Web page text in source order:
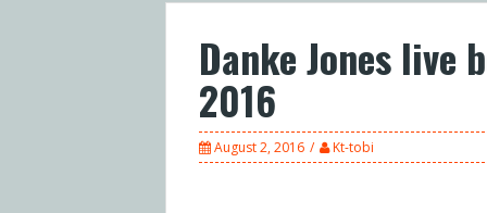
Danke Jones live
2016
August 2, 2016 Kt-tobi